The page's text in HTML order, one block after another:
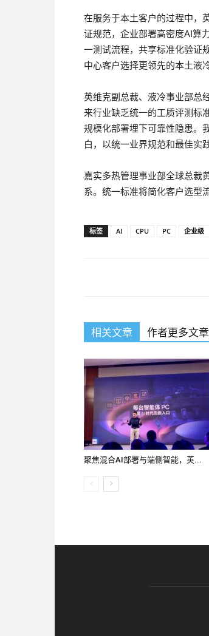
在服务于本土客户的过程中，
证规范，企业部署高密度AI算
一测试流程，共享标准化验证
中心客户选择更领先的本土液
英维克副总裁、液冷事业部总
来行业缺乏统一的工质评测标
规模化部署埋下可靠性隐患。
白，以统一业界规范和最佳实
嘉实多热管理事业部全球总裁
系。统一标准将简化客户选型
标签 AI CPU PC 企业级
相关文章 作者更多文章
聚焦混合AI部署与端侧智能，英...